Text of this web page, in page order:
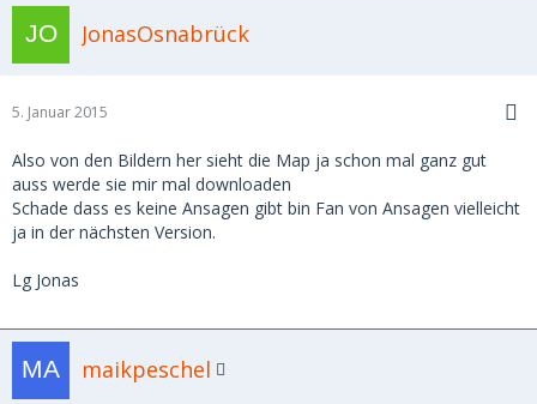
JonasOsnabrück
5. Januar 2015
Also von den Bildern her sieht die Map ja schon mal ganz gut
auss werde sie mir mal downloaden
Schade dass es keine Ansagen gibt bin Fan von Ansagen vielleicht
ja in der nächsten Version.
Lg Jonas
maikpeschel